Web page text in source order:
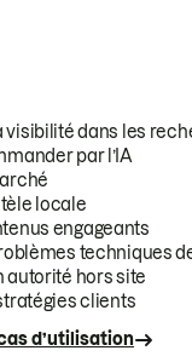
visibilité dans les
par l’IA
locale
engageants
techniques
autorité hors site
clients
d’utilisation